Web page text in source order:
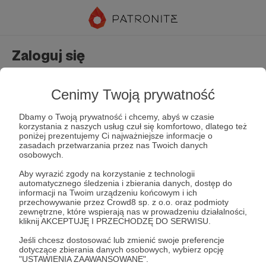
Cenimy Twoją prywatność
Dbamy o Twoją prywatność i chcemy, abyś w czasie
korzystania z naszych usług czuł się komfortowo, dlatego też
poniżej prezentujemy Ci najważniejsze informacje o
zasadach przetwarzania przez nas Twoich danych
osobowych.
Aby wyrazić zgody na korzystanie z technologii
automatycznego śledzenia i zbierania danych, dostęp do
informacji na Twoim urządzeniu końcowym i ich
przechowywanie przez Crowd8 sp. z o.o. oraz podmioty
zewnętrzne, które wspierają nas w prowadzeniu działalności,
kliknij AKCEPTUJĘ I PRZECHODZĘ DO SERWISU.
Jeśli chcesz dostosować lub zmienić swoje preferencje
dotyczące zbierania danych osobowych, wybierz opcję
"USTAWIENIA ZAAWANSOWANE".
Zaloguj się
Zapamiętaj mnie Zapomniałeś hasła?
Zaloguj
lub